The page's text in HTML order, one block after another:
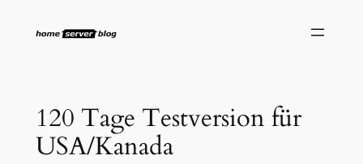
Inhalt
120 Tage Testversion für
USA/Kanada